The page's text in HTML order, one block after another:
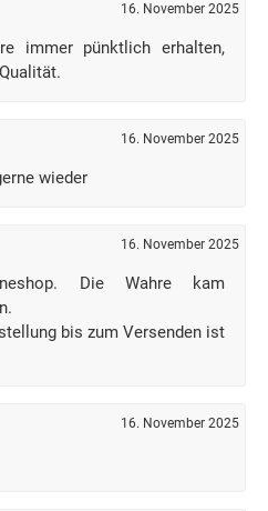
16. November 2025
immer pünktlich erhalten,
16. November 2025
wieder
16. November 2025
Die Wahre kam
bis zum Versenden ist
16. November 2025